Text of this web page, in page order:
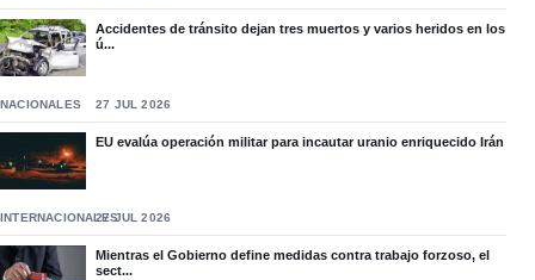
Accidentes de tránsito dejan tres muertos y varios heridos en los
ú...
NACIONALES 27 JUL 2026
EU evalúa operación militar para incautar uranio enriquecido Irán
INTERNACIONALES27 JUL 2026
Mientras el Gobierno define medidas contra trabajo forzoso, el
sect...